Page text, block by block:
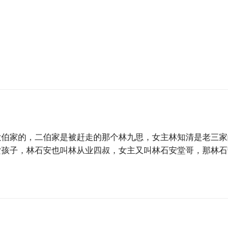
家的，二伯家是被赶走的那个林九思，女主林知清是老三
子，林石安也叫林从业四叔，女主又叫林石安堂哥，那林